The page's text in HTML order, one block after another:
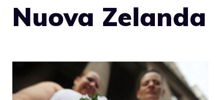
Nuova Zelanda